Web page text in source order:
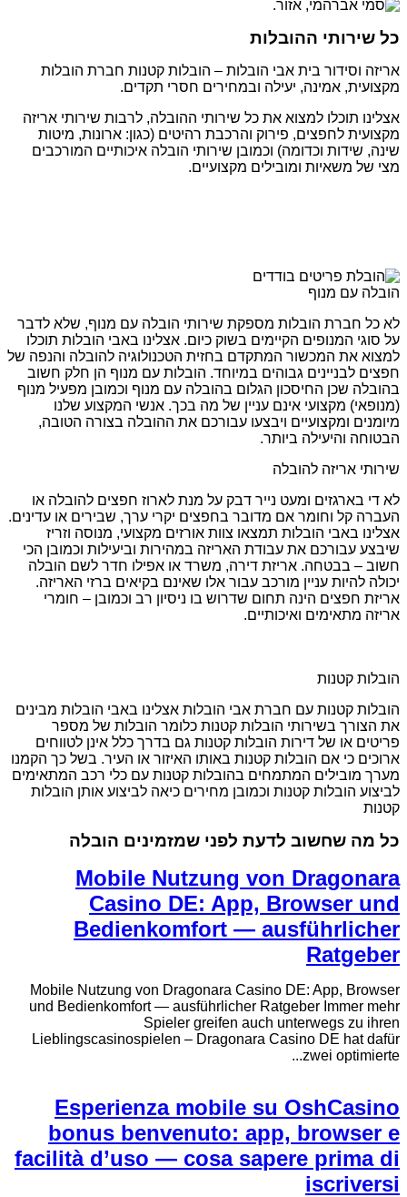
כל שירותי ההובלות
אריזה וסידור בית אבי הובלות – הובלות קטנות חברת הובלות
מקצועית, אמינה, יעילה ובמחירים חסרי תקדים.
אצלינו תוכלו למצוא את כל שירותי ההובלה, לרבות שירותי אריזה
מקצועית לחפצים, פירוק והרכבת רהיטים (כגון: ארונות, מיטות
שינה, שידות וכדומה) וכמובן שירותי הובלה איכותיים המורכבים
מצי של משאיות ומובילים מקצועיים.
הובלה עם מנוף
לא כל חברת הובלות מספקת שירותי הובלה עם מנוף, שלא לדבר
על סוגי המנופים הקיימים בשוק כיום. אצלינו באבי הובלות תוכלו
למצוא את המכשור המתקדם בחזית הטכנולוגיה להובלה והנפה של
חפצים לבניינים גבוהים במיוחד. הובלות עם מנוף הן חלק חשוב
בהובלה שכן החיסכון הגלום בהובלה עם מנוף וכמובן מפעיל מנוף
(מנופאי) מקצועי אינם עניין של מה בכך. אנשי המקצוע שלנו
מיומנים ומקצועיים ויבצעו עבורכם את ההובלה בצורה הטובה,
הבטוחה והיעילה ביותר.
שירותי אריזה להובלה
לא די בארגזים ומעט נייר דבק על מנת לארוז חפצים להובלה או
העברה קל וחומר אם מדובר בחפצים יקרי ערך, שבירים או עדינים.
אצלינו באבי הובלות תמצאו צוות אורזים מקצועי, מנוסה וזריז
שיבצע עבורכם את עבודת האריזה במהירות וביעילות וכמובן הכי
חשוב – בבטחה. אריזת דירה, משרד או אפילו חדר לשם הובלה
יכולה להיות עניין מורכב עבור אלו שאינם בקיאים ברזי האריזה.
אריזת חפצים הינה תחום שדרוש בו ניסיון רב וכמובן – חומרי
אריזה מתאימים ואיכותיים.
הובלות קטנות
הובלות קטנות עם חברת אבי הובלות אצלינו באבי הובלות מבינים
את הצורך בשירותי הובלות קטנות כלומר הובלות של מספר
פריטים או של דירות הובלות קטנות גם בדרך כלל אינן לטווחים
ארוכים כי אם הובלות קטנות באותו האיזור או העיר. בשל כך הקמנו
מערך מובילים המתמחים בהובלות קטנות עם כלי רכב המתאימים
לביצוע הובלות קטנות וכמובן מחירים כיאה לביצוע אותן הובלות
קטנות
כל מה שחשוב לדעת לפני שמזמינים הובלה
Mobile Nutzung von Dragonara
Casino DE: App, Browser und
Bedienkomfort — ausführlicher
Ratgeber
Mobile Nutzung von Dragonara Casino DE: App, Browser
und Bedienkomfort — ausführlicher Ratgeber Immer mehr
Spieler greifen auch unterwegs zu ihren
Lieblingscasinospielen – Dragonara Casino DE hat dafür
zwei optimierte...
Esperienza mobile su OshCasino
bonus benvenuto: app, browser e
facilità d’uso — cosa sapere prima di
iscriversi